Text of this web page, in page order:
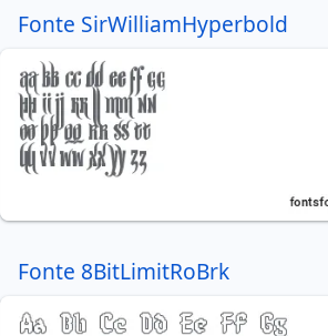
Fonte SirWilliamHyperbold
Fonte 8BitLimitRoBrk